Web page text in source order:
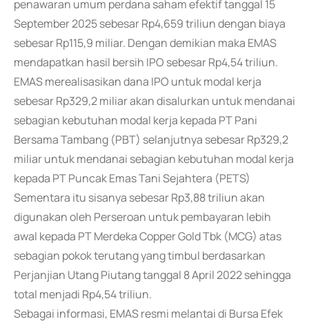
penawaran umum perdana saham efektif tanggal 15
September 2025 sebesar Rp4,659 triliun dengan biaya
sebesar Rp115,9 miliar. Dengan demikian maka EMAS
mendapatkan hasil bersih IPO sebesar Rp4,54 triliun.
EMAS merealisasikan dana IPO untuk modal kerja
sebesar Rp329,2 miliar akan disalurkan untuk mendanai
sebagian kebutuhan modal kerja kepada PT Pani
Bersama Tambang (PBT) selanjutnya sebesar Rp329,2
miliar untuk mendanai sebagian kebutuhan modal kerja
kepada PT Puncak Emas Tani Sejahtera (PETS)
Sementara itu sisanya sebesar Rp3,88 triliun akan
digunakan oleh Perseroan untuk pembayaran lebih
awal kepada PT Merdeka Copper Gold Tbk (MCG) atas
sebagian pokok terutang yang timbul berdasarkan
Perjanjian Utang Piutang tanggal 8 April 2022 sehingga
total menjadi Rp4,54 triliun.
Sebagai informasi, EMAS resmi melantai di Bursa Efek